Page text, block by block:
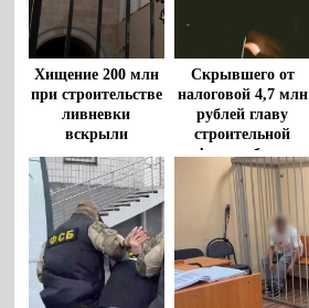
Хищение 200 млн
при строительстве
ливневки
вскрыли
воронежские
прокуроры
Скрывшего от
налоговой 4,7 млн
рублей главу
строительной
фирмы будут
судить в Воронеже